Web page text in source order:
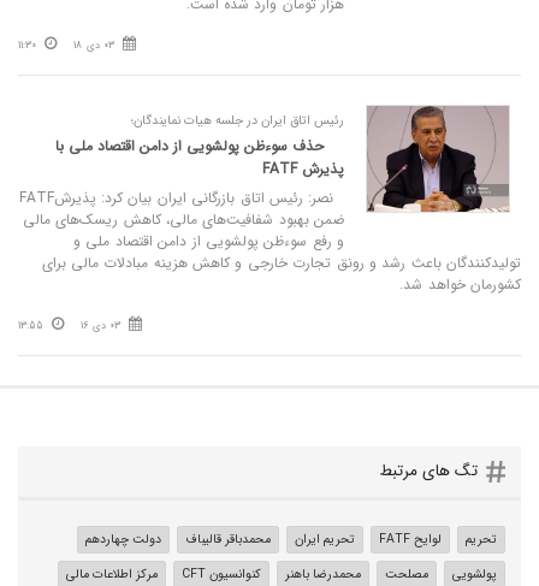
هزار تومان وارد شده است.
03 دی 18 11:30
رئیس اتاق ایران در جلسه هیات نمایندگان؛
حذف سوءظن پولشویی از دامن اقتصاد ملی با
پذیرش FATF
نصر: رئیس اتاق بازرگانی ایران بیان کرد: پذیرشFATF
ضمن بهبود شفافیت‌های مالی، کاهش ریسک‌های مالی
و رفع سوءظن پولشویی از دامن اقتصاد ملی و
تولیدکنندگان باعث رشد و رونق تجارت خارجی و کاهش هزینه مبادلات مالی برای
کشورمان خواهد شد.
03 دی 16 13:55
تگ های مرتبط
تحریم لوایح FATF تحریم ایران محمدباقر قالیباف
دولت چهاردهم
پولشویی
مصلحت محمدرضا باهنر کنوانسیون CFT
مرکز اطلاعات مالی